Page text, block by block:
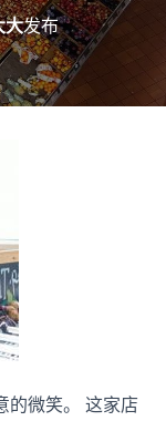
大发布
的微笑。 这家店